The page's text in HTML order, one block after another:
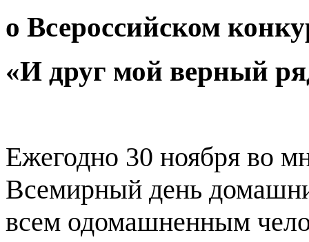
о Всероссийском
«И друг мой верный
Ежегодно 30 ноября во
Всемирный день
всем одомашненным